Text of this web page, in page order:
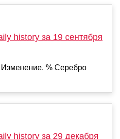
history за 19 сентября
% Серебро
history за 29 декабря